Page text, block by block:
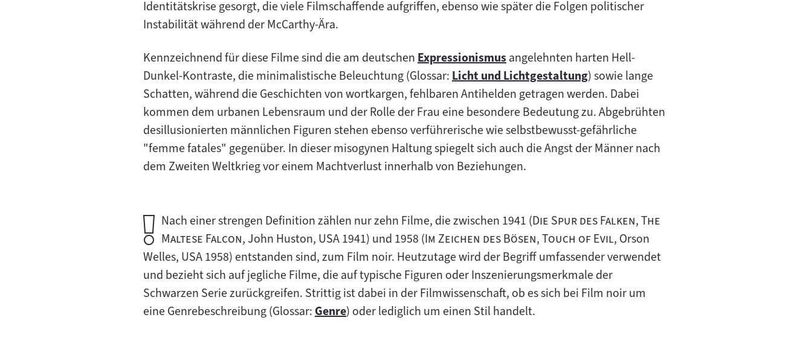
Identitätskrise gesorgt, die viele Filmschaffende aufgriffen, ebenso wie später die Folgen politischer
Instabilität während der McCarthy-Ära.
Kennzeichnend für diese Filme sind die am deutschenZum
Inhalt:
Expressionismusangelehnten harten Hell-
Dunkel-Kontraste, die minimalistische Beleuchtung (Glossar:Zum
Inhalt:
Licht und Lichtgestaltung) sowie lange
Schatten, während die Geschichten von wortkargen, fehlbaren Antihelden getragen werden. Dabei
kommen dem urbanen Lebensraum und der Rolle der Frau eine besondere Bedeutung zu. Abgebrühten
desillusionierten männlichen Figuren stehen ebenso verführerische wie selbstbewusst-gefährliche
"femme fatales" gegenüber. In dieser misogynen Haltung spiegelt sich auch die Angst der Männer nach
dem Zweiten Weltkrieg vor einem Machtverlust innerhalb von Beziehungen.
Wichtiger
Hinweis:
Nach einer strengen Definition zählen nur zehn Filme, die zwischen 1941 ("
Die Spur des Falken","
The
Maltese Falcon", John Huston, USA 1941) und 1958 ("
Im Zeichen des Bösen","
Touch of Evil", Orson
Welles, USA 1958) entstanden sind, zum Film noir. Heutzutage wird der Begriff umfassender verwendet
und bezieht sich auf jegliche Filme, die auf typische Figuren oder Inszenierungsmerkmale der
Schwarzen Serie zurückgreifen. Strittig ist dabei in der Filmwissenschaft, ob es sich bei Film noir um
eine Genrebeschreibung (Glossar:Zum
Genre) oder lediglich um einen Stil handelt.